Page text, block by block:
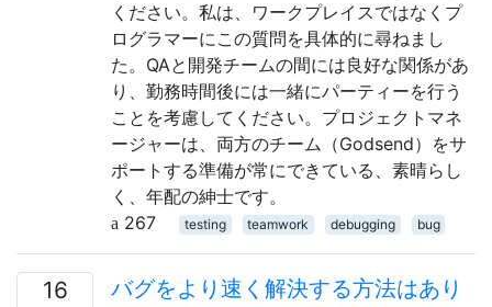
ください。私は、ワークプレイスではなくプ
ログラマーにこの質問を具体的に尋ねまし
た。QAと開発チームの間には良好な関係があ
り、勤務時間後には一緒にパーティーを行う
ことを考慮してください。プロジェクトマネ
ージャーは、両方のチーム（Godsend）をサ
ポートする準備が常にできている、素晴らし
く、年配の紳士です。
267
testing teamwork debugging bug
16
バグをより速く解決する方法はあり